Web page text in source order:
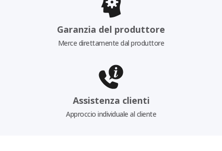
Garanzia del produttore
Merce direttamente dal produttore
Assistenza clienti
Approccio individuale al cliente